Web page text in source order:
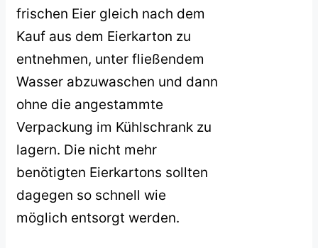
frischen Eier gleich nach dem
Kauf aus dem Eierkarton zu
entnehmen, unter fließendem
Wasser abzuwaschen und dann
ohne die angestammte
Verpackung im Kühlschrank zu
lagern. Die nicht mehr
benötigten Eierkartons sollten
dagegen so schnell wie
möglich entsorgt werden.